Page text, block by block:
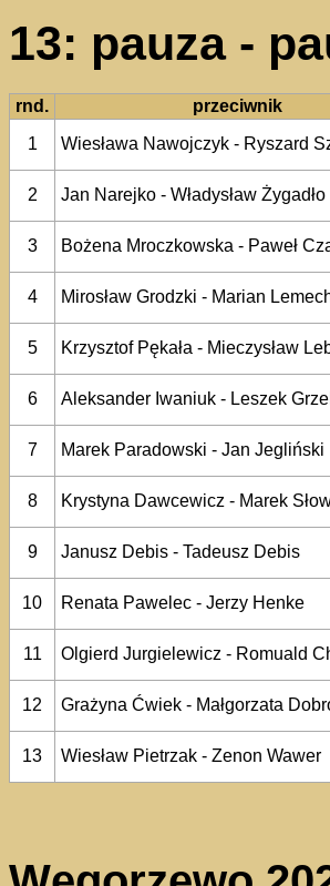
13: pauza -
rnd. przeciwnik
1
Wiesława Nawojczyk - Ryszard
2
Jan Narejko - Władysław Żygadło
3
Bożena Mroczkowska - Paweł
4
Mirosław Grodzki - Marian
5
Krzysztof Pękała - Mieczysław
6
Aleksander Iwaniuk - Leszek
7
Marek Paradowski - Jan Jegliński
8
Krystyna Dawcewicz - Marek
9
Janusz Debis - Tadeusz Debis
10
Renata Pawelec - Jerzy Henke
11
Olgierd Jurgielewicz - Romuald
12
Grażyna Ćwiek - Małgorzata
13
Wiesław Pietrzak - Zenon Wawer